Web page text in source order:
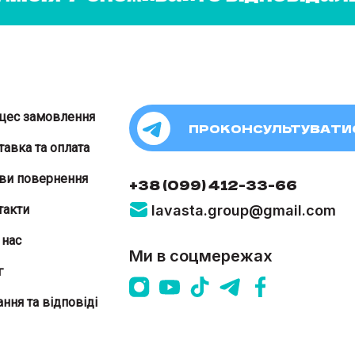
замовлення
та оплата
повернення
та відповіді
+38 (099) 412-33-66
Ми в соцмережах
lavasta.group@gmail.com